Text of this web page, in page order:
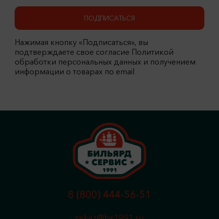
ПОДПИСАТЬСЯ
Нажимая кнопку «Подписаться», вы
подтверждаете свое согласие Политикой
обработки персональных данных и получением
информации о товарах по email
8 (800) 444-56-51